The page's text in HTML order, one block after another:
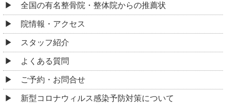
全国の有名整骨院・整体院からの推薦状
院情報・アクセス
スタッフ紹介
よくある質問
ご予約・お問合せ
新型コロナウィルス感染予防対策について